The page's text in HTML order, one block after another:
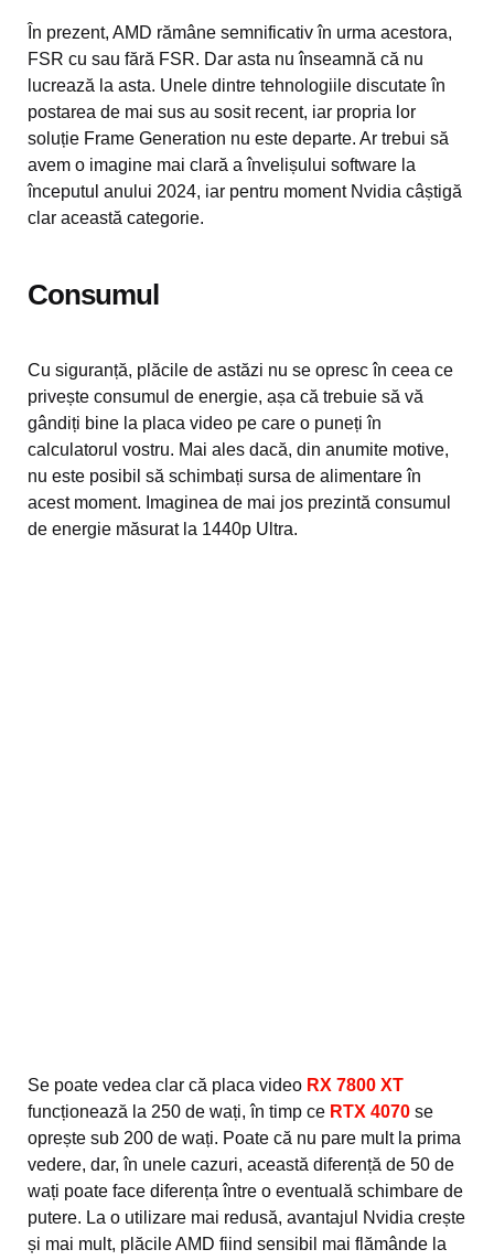
În prezent, AMD rămâne semnificativ în urma acestora,
FSR cu sau fără FSR. Dar asta nu înseamnă că nu
lucrează la asta. Unele dintre tehnologiile discutate în
postarea de mai sus au sosit recent, iar propria lor
soluție Frame Generation nu este departe. Ar trebui să
avem o imagine mai clară a învelișului software la
începutul anului 2024, iar pentru moment Nvidia câștigă
clar această categorie.
Consumul
Cu siguranță, plăcile de astăzi nu se opresc în ceea ce
privește consumul de energie, așa că trebuie să vă
gândiți bine la placa video pe care o puneți în
calculatorul vostru. Mai ales dacă, din anumite motive,
nu este posibil să schimbați sursa de alimentare în
acest moment. Imaginea de mai jos prezintă consumul
de energie măsurat la 1440p Ultra.
Se poate vedea clar că placa video RX 7800 XT
funcționează la 250 de wați, în timp ce RTX 4070 se
oprește sub 200 de wați. Poate că nu pare mult la prima
vedere, dar, în unele cazuri, această diferență de 50 de
wați poate face diferența între o eventuală schimbare de
putere. La o utilizare mai redusă, avantajul Nvidia crește
și mai mult, plăcile AMD fiind sensibil mai flămânde la